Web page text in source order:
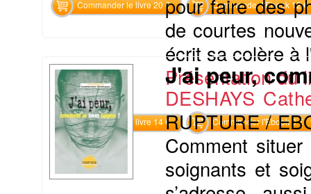
Commander le livre 20 € Commander l'Ebook 12 €
pour faire des
de courtes
écrit sa colère à
Présentation du
Commander le livre 14 € Commander l'Ebook 9 €
J'ai peur,
DESHAYS
RUPTURE /
Comment
soignants et